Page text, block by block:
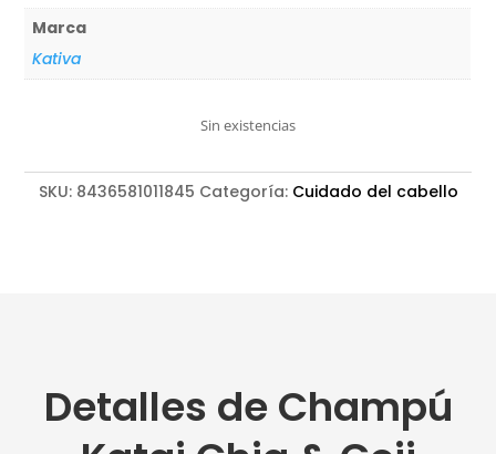
Marca
Kativa
Sin existencias
SKU: 8436581011845 Categoría: Cuidado del cabello
Detalles de Champú